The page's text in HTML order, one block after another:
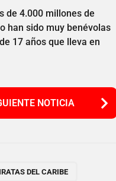
de 4.000 millones de
han sido muy benévolas
17 años que lleva en
NOTICIA
DEL CARIBE